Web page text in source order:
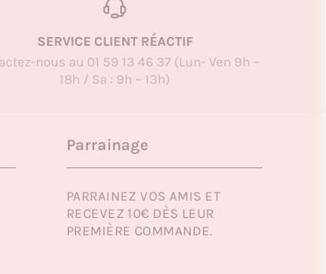
SERVICE CLIENT RÉACTIF
nous au 01 59 13 46 37 (Lun- Ven 9h –
18h / Sa : 9h – 13h)
Parrainage
PARRAINEZ VOS AMIS ET
RECEVEZ 10€ DÈS LEUR
PREMIÈRE COMMANDE.